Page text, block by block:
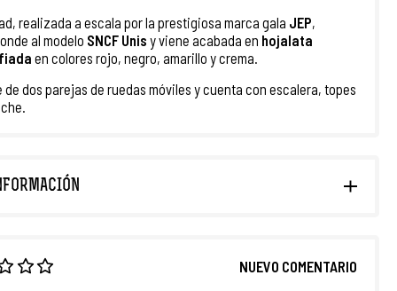
realizada a escala por la prestigiosa marca gala JEP,
al modelo SNCF Unis y viene acabada en hojalata
en colores rojo, negro, amarillo y crema.
de dos parejas de ruedas móviles y cuenta con escalera, topes
NUEVO COMENTARIO